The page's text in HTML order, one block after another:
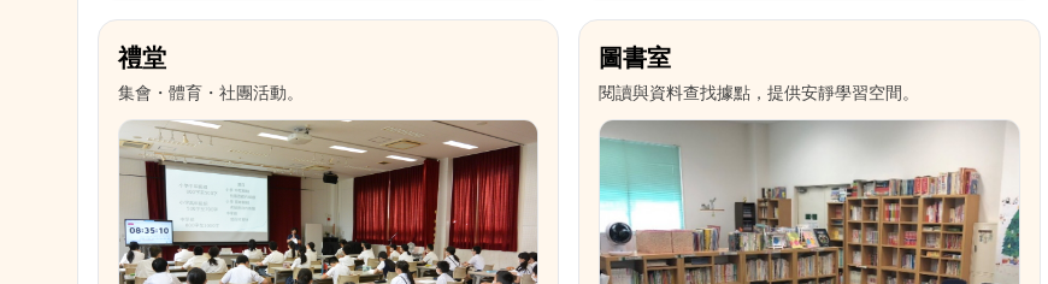
禮堂
集會・體育・社團活動。
圖書室
閱讀與資料查找據點，提供安靜學習空間。